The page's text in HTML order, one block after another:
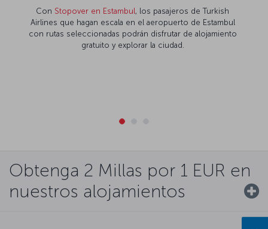
Con Stopover en Estambul, los pasajeros de Turkish
Airlines que hagan escala en el aeropuerto de Estambul
con rutas seleccionadas podrán disfrutar de alojamiento
gratuito y explorar la ciudad.
Obtenga 2 Millas por 1 EUR en
nuestros alojamientos